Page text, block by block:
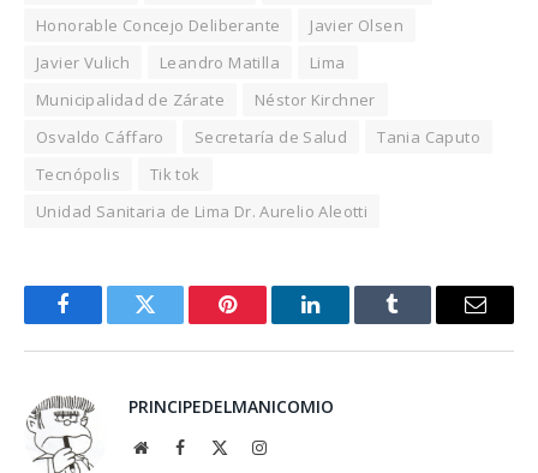
Honorable Concejo Deliberante
Javier Olsen
Javier Vulich
Leandro Matilla
Lima
Municipalidad de Zárate
Néstor Kirchner
Osvaldo Cáffaro
Secretaría de Salud
Tania Caputo
Tecnópolis
Tik tok
Unidad Sanitaria de Lima Dr. Aurelio Aleotti
FacebookTwitter Pinterest LinkedInTumblr Email
PRINCIPEDELMANICOMIO
WebsiteFacebook Instagram